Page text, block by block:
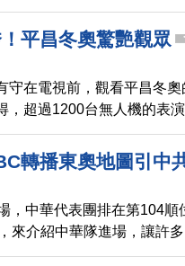
縣的野田村，將擔任「台灣
平昌冬奧驚艷觀眾
守在電視前，觀看平昌冬奧
，超過1200台無人機的表
表演，其實是預先錄製的
機，組成奧運五環的圖案
轉播東奧地圖引中
，中華代表團排在第104順
來介紹中華隊進場，讓許
，南韓電視台主播也說「台